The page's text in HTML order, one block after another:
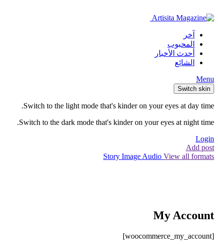
آخر
المحبوب
أحدث الأخبار
الشائع
Menu
Switch skin
Switch to the light mode that's kinder on your eyes at day time.
Switch to the dark mode that's kinder on your eyes at night time.
Login
Add post
Story Image Audio View all formats
My Account
[woocommerce_my_account]